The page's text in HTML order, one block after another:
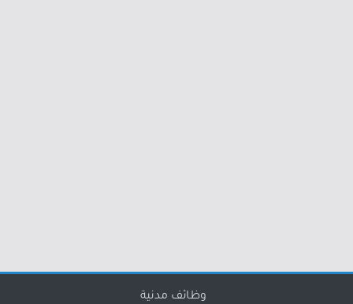
وظائف مدنية